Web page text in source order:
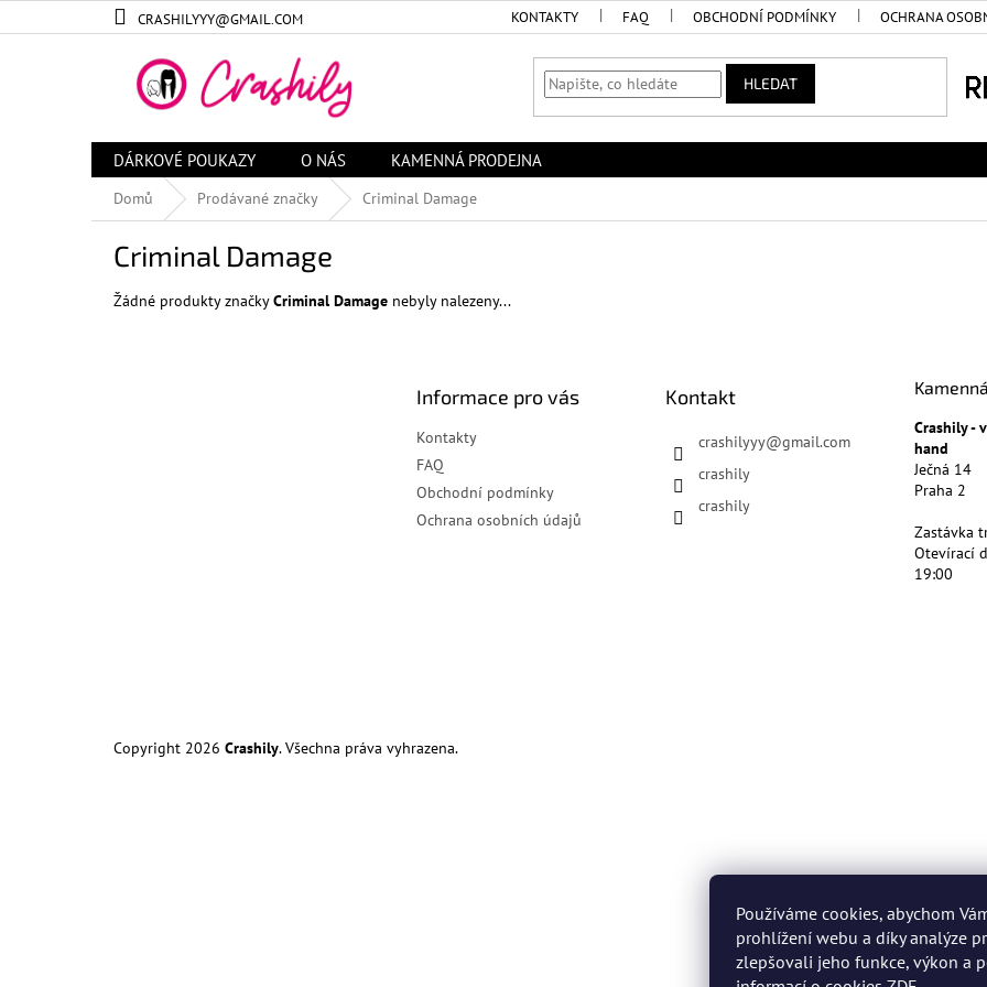
Používáme cookies, abychom
prohlížení webu a díky analýze
zlepšovali jeho funkce, výkon a
na
CRASHILYYY@GMAIL.COM KONTAKTY FAQ OBCHODNÍ PODMÍNKY OCHRANA
HLEDAT
DÁRKOVÉ POUKAZY O NÁS KAMENNÁ PRODEJNA
Domů Prodávané značky Criminal Damage
Criminal Damage
Žádné produkty značkyCriminal Damage nebyly nalezeny...
Informace pro vás
Kontakty
FAQ
Obchodní podmínky
Ochrana osobních údajů
Kontakt
crashilyyy@gmail.com
crashily
crashily
Crashily -
hand
Ječná 14
Praha 2
Zastávka
Otevírací
19:00
Copyright 2026 Crashily. Všechna práva vyhrazena.